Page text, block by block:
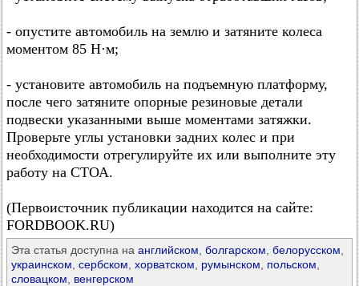
- опустите автомобиль на землю и затяните колеса
моментом 85 Н·м;
- установите автомобиль на подъемную платформу,
после чего затяните опорные резиновые детали
подвески указанными выше моментами затяжки.
Проверьте углы установки задних колес и при
необходимости отрегулируйте их или выполните эту
работу на СТОА.
(Первоисточник публикации находится на сайте:
FORDBOOK.RU)
Эта статья доступна на английском болгарском белорусском
украинском сербском хорватском румынском польском
словацком
венгерском